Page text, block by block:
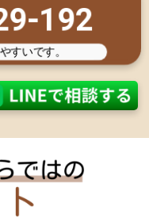
192
すいです。